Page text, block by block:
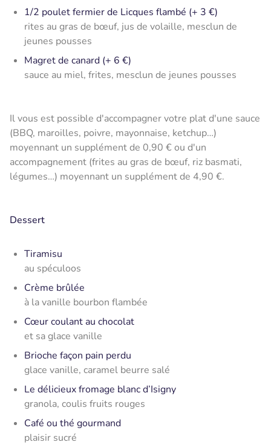
1/2 poulet fermier de Licques flambé (+ 3 €)
rites au gras de bœuf, jus de volaille, mesclun de
jeunes pousses
Magret de canard (+ 6 €)
sauce au miel, frites, mesclun de jeunes pousses
Il vous est possible d'accompagner votre plat d'une sauce
(BBQ, maroilles, poivre, mayonnaise, ketchup…)
moyennant un supplément de 0,90 € ou d'un
accompagnement (frites au gras de bœuf, riz basmati,
légumes…) moyennant un supplément de 4,90 €.
Dessert
Tiramisu
au spéculoos
Crème brûlée
à la vanille bourbon flambée
Cœur coulant au chocolat
et sa glace vanille
Brioche façon pain perdu
glace vanille, caramel beurre salé
Le délicieux fromage blanc d’Isigny
granola, coulis fruits rouges
Café ou thé gourmand
plaisir sucré